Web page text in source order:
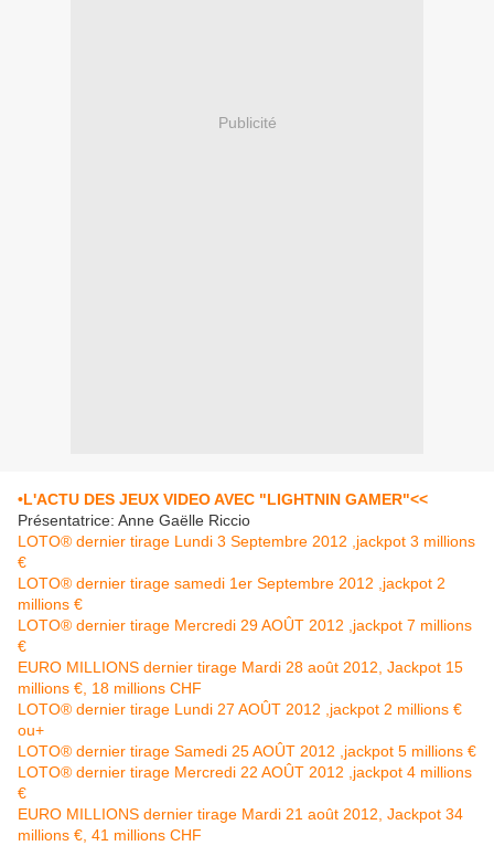
Publicité
•L'ACTU DES JEUX VIDEO AVEC "LIGHTNIN GAMER"<<
Présentatrice: Anne Gaëlle Riccio
LOTO® dernier tirage Lundi 3 Septembre 2012 ,jackpot 3 millions
€
LOTO® dernier tirage samedi 1er Septembre 2012 ,jackpot 2
millions €
LOTO® dernier tirage Mercredi 29 AOÛT 2012 ,jackpot 7 millions
€
EURO MILLIONS dernier tirage Mardi 28 août 2012, Jackpot 15
millions €, 18 millions CHF
LOTO® dernier tirage Lundi 27 AOÛT 2012 ,jackpot 2 millions €
ou+
LOTO® dernier tirage Samedi 25 AOÛT 2012 ,jackpot 5 millions €
LOTO® dernier tirage Mercredi 22 AOÛT 2012 ,jackpot 4 millions
€
EURO MILLIONS dernier tirage Mardi 21 août 2012, Jackpot 34
millions €, 41 millions CHF